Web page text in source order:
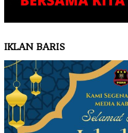
IKLAN BARIS